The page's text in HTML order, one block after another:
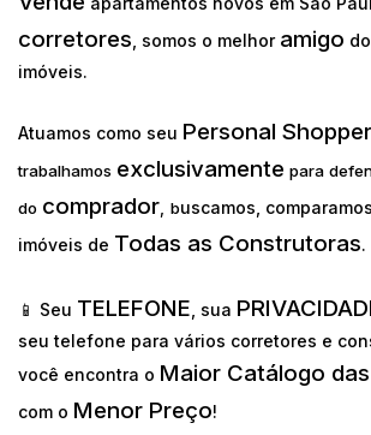
corretores , somos o melhor amigo do
imóveis.
Atuamos como seu Personal
trabalhamos exclusivamente para
do comprador, buscamos,
imóveis de Todas as Construtoras.
📱 Seu TELEFONE , sua
seu telefone para vários corretores e
você encontra o Maior Catálogo
com o Menor Preço!